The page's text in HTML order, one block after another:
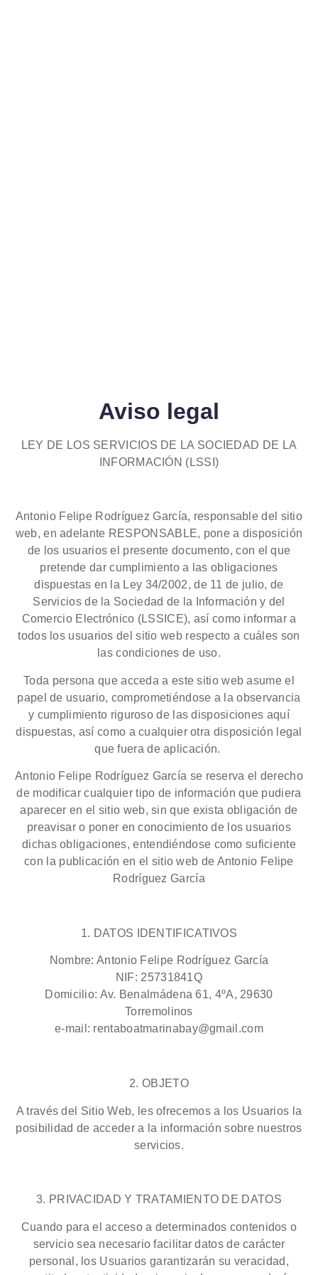
Aviso legal
LEY DE LOS SERVICIOS DE LA SOCIEDAD DE LA
INFORMACIÓN (LSSI)
Antonio Felipe Rodríguez García, responsable del sitio
web, en adelante RESPONSABLE, pone a disposición
de los usuarios el presente documento, con el que
pretende dar cumplimiento a las obligaciones
dispuestas en la Ley 34/2002, de 11 de julio, de
Servicios de la Sociedad de la Información y del
Comercio Electrónico (LSSICE), así como informar a
todos los usuarios del sitio web respecto a cuáles son
las condiciones de uso.
Toda persona que acceda a este sitio web asume el
papel de usuario, comprometiéndose a la observancia
y cumplimiento riguroso de las disposiciones aquí
dispuestas, así como a cualquier otra disposición legal
que fuera de aplicación.
Antonio Felipe Rodríguez García se reserva el derecho
de modificar cualquier tipo de información que pudiera
aparecer en el sitio web, sin que exista obligación de
preavisar o poner en conocimiento de los usuarios
dichas obligaciones, entendiéndose como suficiente
con la publicación en el sitio web de Antonio Felipe
Rodríguez García
1. DATOS IDENTIFICATIVOS
Nombre: Antonio Felipe Rodríguez García
NIF: 25731841Q
Domicilio: Av. Benalmádena 61, 4ºA, 29630
Torremolinos
e-mail: rentaboatmarinabay@gmail.com
2. OBJETO
A través del Sitio Web, les ofrecemos a los Usuarios la
posibilidad de acceder a la información sobre nuestros
servicios.
3. PRIVACIDAD Y TRATAMIENTO DE DATOS
Cuando para el acceso a determinados contenidos o
servicio sea necesario facilitar datos de carácter
personal, los Usuarios garantizarán su veracidad,